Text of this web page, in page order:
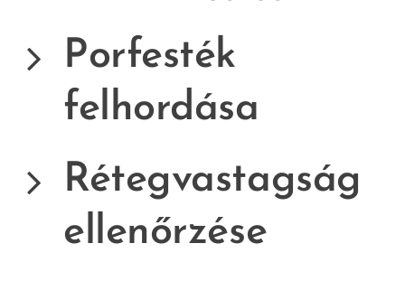
Porfesték
felhordása
Rétegvastagság
ellenőrzése